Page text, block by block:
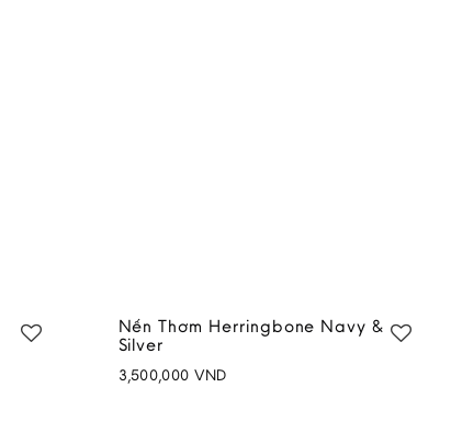
Nến Thơm Herringbone Navy &
Silver
3,500,000 VND